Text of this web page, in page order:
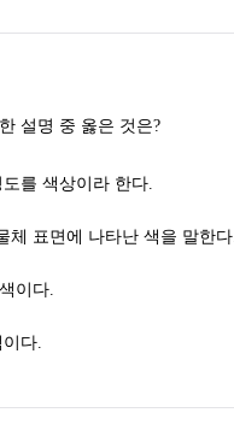
를 색상이라 한다.
체 표면에 나타난 색을 말한다.
이다.
다.